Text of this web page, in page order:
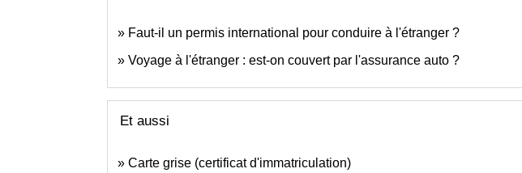
Faut-il un permis international pour conduire à l'étranger ?
Voyage à l'étranger : est-on couvert par l'assurance auto ?
Et aussi
Carte grise (certificat d'immatriculation)